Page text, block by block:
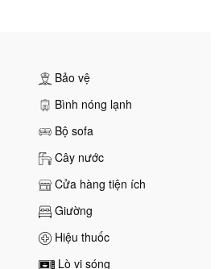
Bảo vệ
Bình nóng lạnh
Bộ sofa
Cây nước
Cửa hàng tiện ích
Giường
Hiệu thuốc
Lò vi sóng